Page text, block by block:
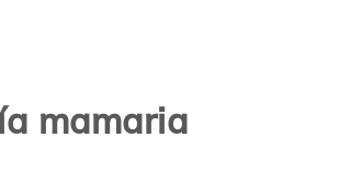
mamaria